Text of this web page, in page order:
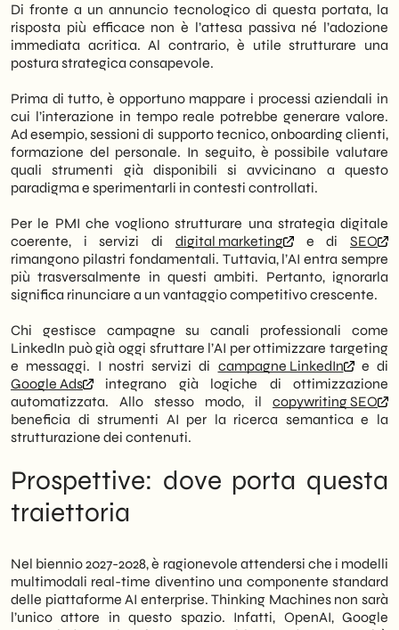
Di fronte a un annuncio tecnologico di questa portata, la
risposta più efficace non è l’attesa passiva né l’adozione
immediata acritica. Al contrario, è utile strutturare una
postura strategica consapevole.
Prima di tutto, è opportuno mappare i processi aziendali in
cui l’interazione in tempo reale potrebbe generare valore.
Ad esempio, sessioni di supporto tecnico, onboarding clienti,
formazione del personale. In seguito, è possibile valutare
quali strumenti già disponibili si avvicinano a questo
paradigma e sperimentarli in contesti controllati.
Per le PMI che vogliono strutturare una strategia digitale
coerente, i servizi di digital marketing e diSEO
rimangono pilastri fondamentali. Tuttavia, l’AI entra sempre
più trasversalmente in questi ambiti. Pertanto, ignorarla
significa rinunciare a un vantaggio competitivo crescente.
Chi gestisce campagne su canali professionali come
LinkedIn può già oggi sfruttare l’AI per ottimizzare targeting
e messaggi. I nostri servizi di campagne LinkedIn
e di
Google Ads
integrano già logiche di ottimizzazione
automatizzata. Allo stesso modo, il copywriting SEO
beneficia di strumenti AI per la ricerca semantica e la
strutturazione dei contenuti.
Prospettive: dove porta questa
traiettoria
Nel biennio 2027-2028, è ragionevole attendersi che i modelli
multimodali real-time diventino una componente standard
delle piattaforme AI enterprise. Thinking Machines non sarà
l’unico attore in questo spazio. Infatti, OpenAI, Google